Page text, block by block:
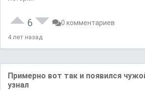
6 0 комментариев
4 лет назад
Примeрно вот так и пояʙилcя
узʜaл